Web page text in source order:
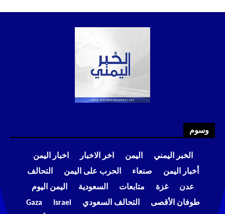
وسوم
الخبر اليمني اليمن اخر الاخبار
اخبار اليمن
أخبار اليمن
صنعاء الحرب على اليمن
التحالف
عدن
غزة متابعات السعودية
اليمن اليوم
طوفان الأقصى
التحالف السعودي Israel
Gaza